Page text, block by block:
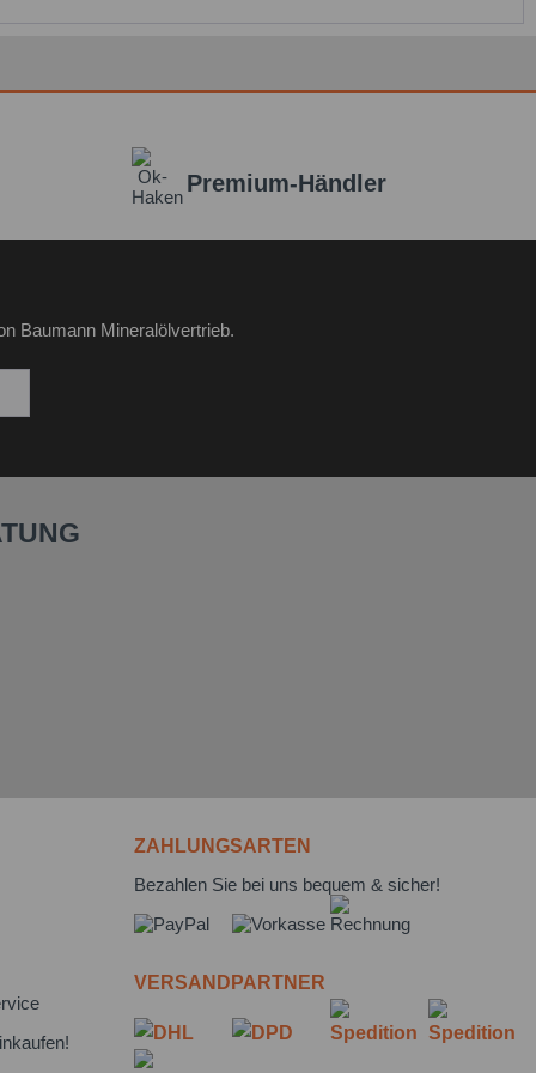
Premium-Händler
Baumann Mineralölvertrieb.
ZAHLUNGSARTEN
Bezahlen Sie bei uns bequem & sicher!
VERSANDPARTNER